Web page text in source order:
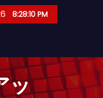
8:28:11 PM
ッ